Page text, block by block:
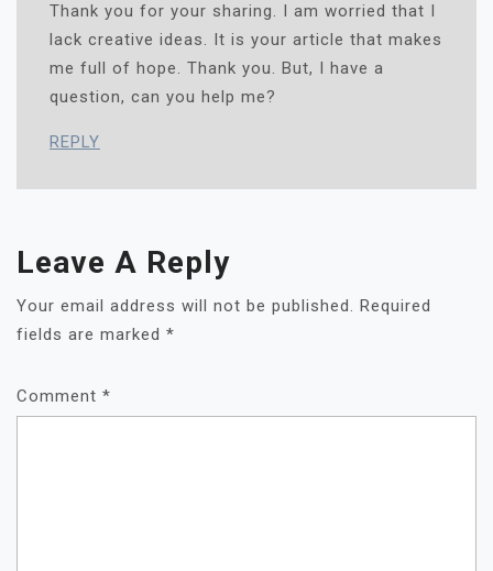
Thank you for your sharing. I am worried that I
lack creative ideas. It is your article that makes
me full of hope. Thank you. But, I have a
question, can you help me?
REPLY
Leave A Reply
Your email address will not be published. Required
fields are marked *
Comment *